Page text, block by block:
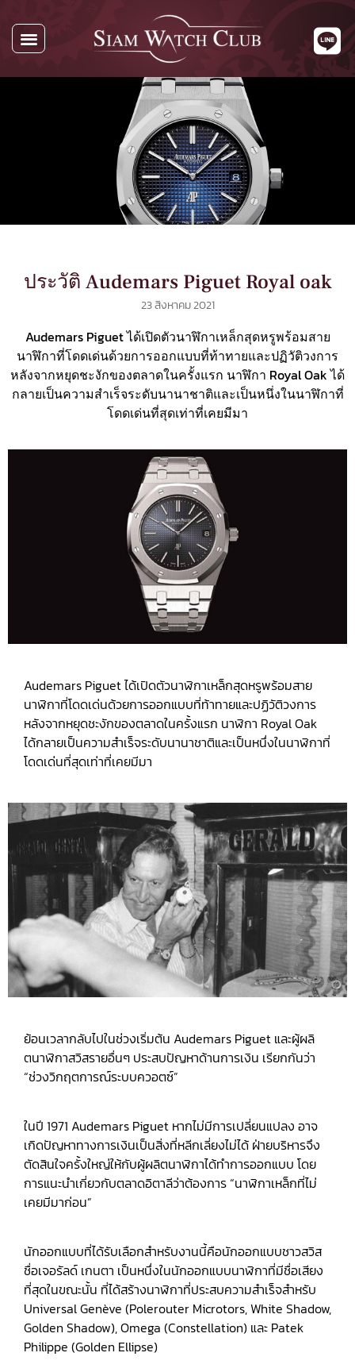
ประวัติ Audemars Piguet Royal oak
23 สิงหาคม 2021
Audemars Piguet ได้เปิดตัวนาฬิกาเหล็กสุดหรูพร้อมสาย
นาฬิกาที่โดดเด่นด้วยการออกแบบที่ท้าทายและปฏิวัติวงการ
หลังจากหยุดชะงักของตลาดในครั้งแรก นาฬิกา Royal Oak ได้
กลายเป็นความสำเร็จระดับนานาชาติและเป็นหนึ่งในนาฬิกาที่
โดดเด่นที่สุดเท่าที่เคยมีมา
Audemars Piguet ได้เปิดตัวนาฬิกาเหล็กสุดหรูพร้อมสาย
นาฬิกาที่โดดเด่นด้วยการออกแบบที่ท้าทายและปฏิวัติวงการ
หลังจากหยุดชะงักของตลาดในครั้งแรก นาฬิกา Royal Oak
ได้กลายเป็นความสำเร็จระดับนานาชาติและเป็นหนึ่งในนาฬิกาที่
โดดเด่นที่สุดเท่าที่เคยมีมา
ย้อนเวลากลับไปในช่วงเริ่มต้น Audemars Piguet และผู้ผลิ
ตนาฬิกาสวิสรายอื่นๆ ประสบปัญหาด้านการเงิน เรียกกันว่า
“ช่วงวิกฤตการณ์ระบบควอตซ์”
ในปี 1971 Audemars Piguet หากไม่มีการเปลี่ยนแปลง อาจ
เกิดปัญหาทางการเงินเป็นสิ่งที่หลีกเลี่ยงไม่ได้ ฝ่ายบริหารจึง
ตัดสินใจครั้งใหญ่ให้กับผู้ผลิตนาฬิกาได้ทำการออกแบบ โดย
การแนะนำเกี่ยวกับตลาดอิตาลีว่าต้องการ “นาฬิกาเหล็กที่ไม่
เคยมีมาก่อน”
นักออกแบบที่ได้รับเลือกสำหรับงานนี้คือนักออกแบบชาวสวิส
ชื่อเจอรัลด์ เกนตา เป็นหนึ่งในนักออกแบบนาฬิกาที่มีชื่อเสียง
ที่สุดในขณะนั้น ที่ได้สร้างนาฬิกาที่ประสบความสำเร็จสำหรับ
Universal Genève (Polerouter Microtors, White Shadow,
Golden Shadow), Omega (Constellation) และ Patek
Philippe (Golden Ellipse)